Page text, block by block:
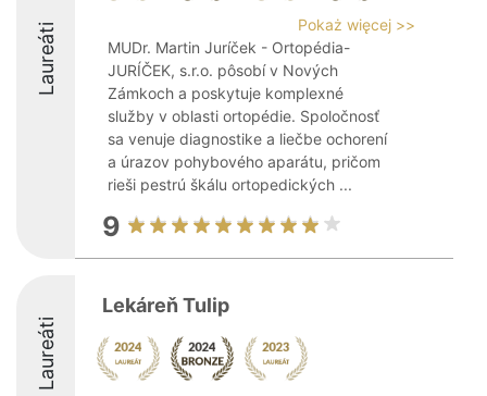
Laureáti
Pokaż więcej >>
MUDr. Martin Juríček - Ortopédia-
JURÍČEK, s.r.o. pôsobí v Nových
Zámkoch a poskytuje komplexné
služby v oblasti ortopédie. Spoločnosť
sa venuje diagnostike a liečbe ochorení
a úrazov pohybového aparátu, pričom
rieši pestrú škálu ortopedických ...
9
Laureáti
Lekáreň Tulip